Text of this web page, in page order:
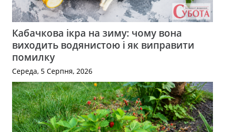
Кабачкова ікра на зиму: чому вона
виходить водянистою і як виправити
помилку
Середа, 5 Серпня, 2026